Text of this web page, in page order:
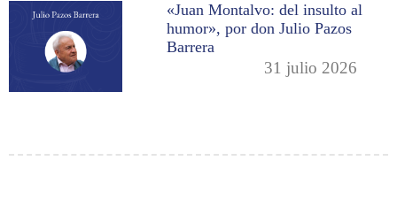
«Juan Montalvo: del insulto al
humor», por don Julio Pazos
Barrera
31 julio 2026